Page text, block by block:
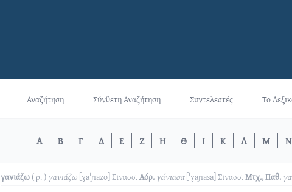
Αναζήτηση Σύνθετη Αναζήτηση Συντελεστές Το
Α Β Γ Δ Ε Ζ Η Θ Ι Κ Λ Μ Ν
γανιάζω ( ρ. ) γανιάζω [ɣaˈɲazo] Σινασσ.Αόρ. γάνιασα [ˈɣaɲasa] Σινασσ.Μτχ., Παθ.